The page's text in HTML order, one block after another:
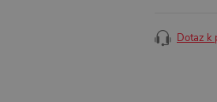
Dotaz k